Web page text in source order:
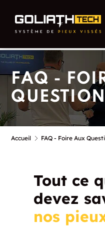
FAQ -
Accueil FAQ - Foire Aux
Tout ce
devez
nos